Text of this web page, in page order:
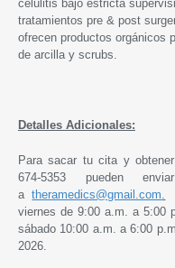
celulitis bajo estricta
tratamientos pre & post
ofrecen productos orgánicos
de arcilla y scrubs.
Detalles Adicionales:
Para sacar tu cita y
674-5353 pueden
atheramedics@gmail.com
viernes de 9:00 a.m. a 5:00
sábado 10:00 a.m. a 6:00
2026.